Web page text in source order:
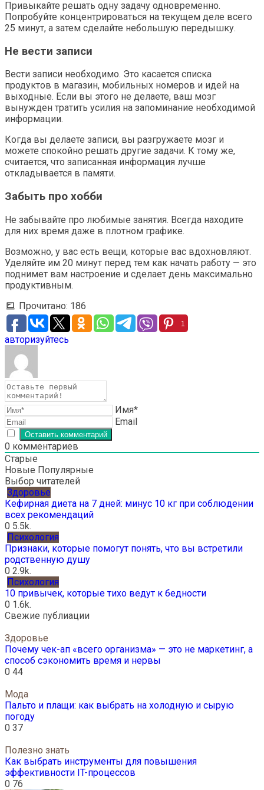
Привыкайте решать одну задачу одновременно.
Попробуйте концентрироваться на текущем деле всего
25 минут, а затем сделайте небольшую передышку.
Не вести записи
Вести записи необходимо. Это касается списка
продуктов в магазин, мобильных номеров и идей на
выходные. Если вы этого не делаете, ваш мозг
вынужден тратить усилия на запоминание необходимой
информации.
Когда вы делаете записи, вы разгружаете мозг и
можете спокойно решать другие задачи. К тому же,
считается, что записанная информация лучше
откладывается в памяти.
Забыть про хобби
Не забывайте про любимые занятия. Всегда находите
для них время даже в плотном графике.
Возможно, у вас есть вещи, которые вас вдохновляют.
Уделяйте им 20 минут перед тем как начать работу — это
поднимет вам настроение и сделает день максимально
продуктивным.
Прочитано: 186
1
авторизуйтесь
Имя*
Email
0 комментариев
Старые
Новые Популярные
Выбор читателей
Здоровье
Кефирная диета на 7 дней: минус 10 кг при соблюдении
всех рекомендаций
0 5.5k.
Психология
Признаки, которые помогут понять, что вы встретили
родственную душу
0 2.9k.
Психология
10 привычек, которые тихо ведут к бедности
0 1.6k.
Свежие публиации
Здоровье
Почему чек-ап «всего организма» — это не маркетинг, а
способ сэкономить время и нервы
0 44
Мода
Пальто и плащи: как выбрать на холодную и сырую
погоду
0 37
Полезно знать
Как выбрать инструменты для повышения
эффективности IT-процессов
0 76